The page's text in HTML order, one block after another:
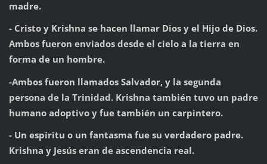
madre.
- Cristo y Krishna se hacen llamar Dios y el Hijo de Dios.
Ambos fueron enviados desde el cielo a la tierra en
forma de un hombre.
-Ambos fueron llamados Salvador, y la segunda
persona de la Trinidad. Krishna también tuvo un padre
humano adoptivo y fue también un carpintero.
- Un espíritu o un fantasma fue su verdadero padre.
Krishna y Jesús eran de ascendencia real.